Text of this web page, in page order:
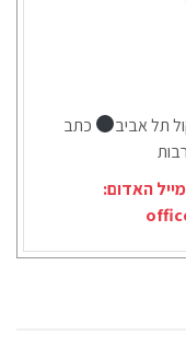
תל אביב
כתב
האדום: